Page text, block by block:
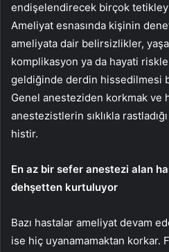
endişelendirecek birçok
Ameliyat esnasında kişinin
ameliyata dair belirsizlikler,
komplikasyon ya da hayati
geldiğinde derdin hissedilmesi
Genel anesteziden korkmak ve
anestezistlerin sıklıkla
histir.
En az bir sefer anestezi alan
dehşetten kurtuluyor
Bazı hastalar ameliyat devam
ise hiç uyanamamaktan korkar.